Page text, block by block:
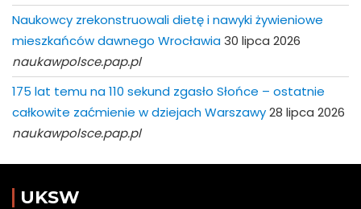
Naukowcy zrekonstruowali dietę i nawyki żywieniowe
mieszkańców dawnego Wrocławia30 lipca 2026
naukawpolsce.pap.pl
175 lat temu na 110 sekund zgasło Słońce – ostatnie
całkowite zaćmienie w dziejach Warszawy28 lipca 2026
naukawpolsce.pap.pl
UKSW